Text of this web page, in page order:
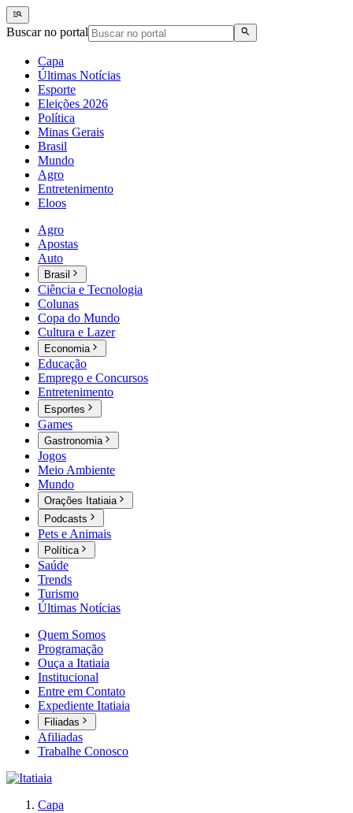
Buscar no portal
Capa
Últimas Notícias
Esporte
Eleições 2026
Política
Minas Gerais
Brasil
Mundo
Agro
Entretenimento
Eloos
Agro
Apostas
Auto
Brasil
Ciência e Tecnologia
Colunas
Copa do Mundo
Cultura e Lazer
Economia
Educação
Emprego e Concursos
Entretenimento
Esportes
Games
Gastronomia
Jogos
Meio Ambiente
Mundo
Orações Itatiaia
Podcasts
Pets e Animais
Política
Saúde
Trends
Turismo
Últimas Notícias
Quem Somos
Programação
Ouça a Itatiaia
Institucional
Entre em Contato
Expediente Itatiaia
Filiadas
Afiliadas
Trabalhe Conosco
Capa